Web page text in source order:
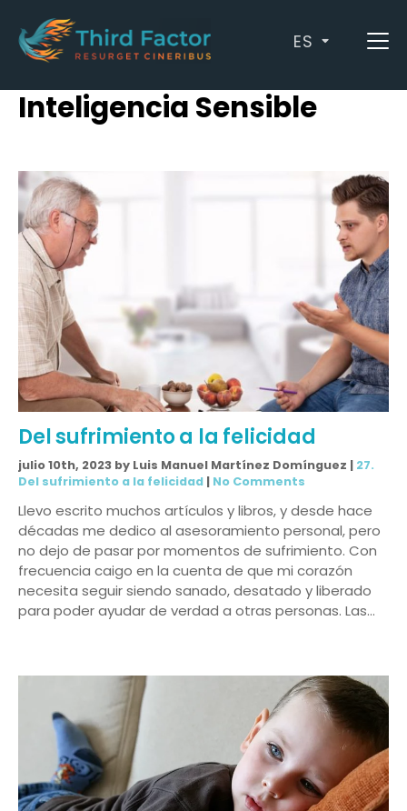
ES
Archives: Alta
Inteligencia Sensible
Del sufrimiento a la felicidad
julio 10th, 2023 by Luis Manuel Martínez Domínguez | 27.
Del sufrimiento a la felicidad | No Comments
Llevo escrito muchos artículos y libros, y desde hace
décadas me dedico al asesoramiento personal, pero
no dejo de pasar por momentos de sufrimiento. Con
frecuencia caigo en la cuenta de que mi corazón
necesita seguir siendo sanado, desatado y liberado
para poder ayudar de verdad a otras personas. Las…